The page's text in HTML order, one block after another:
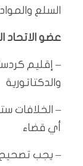
السلع
عضو الاتحاد
– إقليم
والدكتاتورية
– الخلافات
أي قضاء
– يجب تصحيح